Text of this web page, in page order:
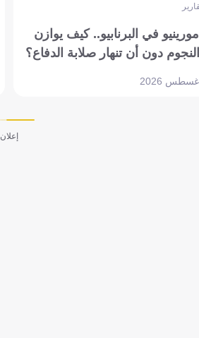
في البرنابيو.. كيف يوازن
دون أن تنهار صلابة الدفاع؟
إعلان